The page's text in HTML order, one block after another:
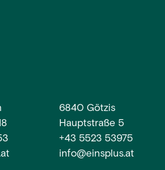
6840 Götzis
Hauptstraße 5
+43 5523 53975
info@einsplus.at